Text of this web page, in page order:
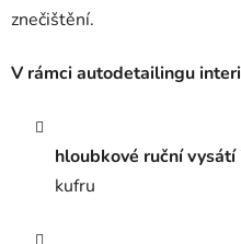
znečištění.
V rámci autodetailingu
hloubkové ruční
kufru